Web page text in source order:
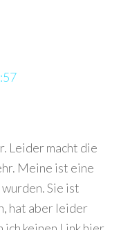
Leider macht die
Meine ist eine
Sie ist
hat aber leider